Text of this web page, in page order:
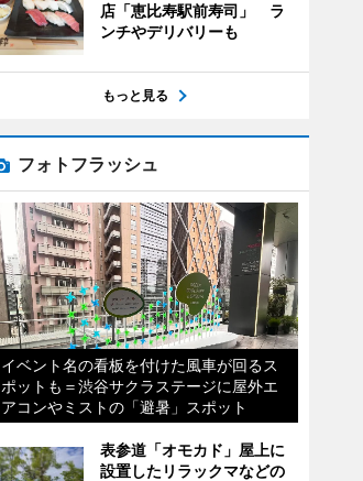
店「恵比寿駅前寿司」 ラ
ンチやデリバリーも
もっと見る
フォトフラッシュ
イベント名の看板を付けた風車が回るス
ポットも＝渋谷サクラステージに屋外エ
アコンやミストの「避暑」スポット
表参道「オモカド」屋上に
設置したリラックマなどの